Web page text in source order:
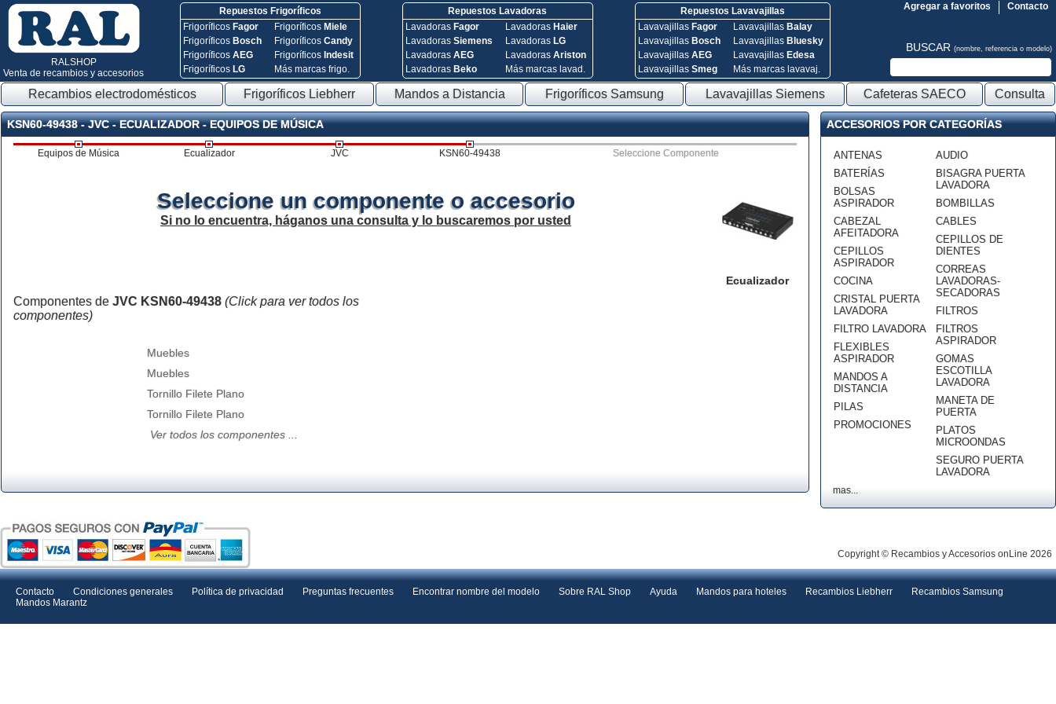
RALSHOP
Venta de recambios y accesorios
Repuestos Frigoríficos
Frigoríficos Fagor
Frigoríficos Bosch
FrigoríficosAEG
Frigoríficos LG
Frigoríficos Miele
FrigoríficosCandy
Frigoríficos Indesit
Más marcas frigo.
Repuestos Lavadoras
Lavadoras Fagor
Lavadoras Siemens
Lavadoras AEG
Lavadoras Beko
Lavadoras Haier
Lavadoras LG
Lavadoras Ariston
Más marcas lavad.
Repuestos Lavavajillas
Lavavajillas Fagor
Lavavajillas Bosch
Lavavajillas AEG
Lavavajillas Smeg
Lavavajillas Balay
Lavavajillas Bluesky
Lavavajillas Edesa
Más marcas lavavaj.
Contacto
Agregar a favoritos
BUSCAR (nombre, referencia o modelo)
Recambios electrodomésticos Frigoríficos Liebherr Mandos a Distancia Frigoríficos Samsung Lavavajillas Siemens Cafeteras SAECO Consulta
KSN60-49438 - JVC - ECUALIZADOR - EQUIPOS DE MÚSICA
Equipos de Música Ecualizador JVC KSN60-49438 Seleccione Componente
Ecualizador
Seleccione un componente o accesorio
Si no lo encuentra, háganos una consulta y lo buscaremos por usted
Componentes de JVC KSN60-49438 (Click para ver todos los
componentes)
Muebles
Muebles
Tornillo Filete Plano
Tornillo Filete Plano
Ver todos los componentes ...
ACCESORIOS POR CATEGORÍAS
ANTENAS
BATERÍAS
BOLSAS
ASPIRADOR
CABEZAL
AFEITADORA
CEPILLOS
ASPIRADOR
COCINA
CRISTAL PUERTA
LAVADORA
FILTRO LAVADORA
FLEXIBLES
ASPIRADOR
MANDOS A
DISTANCIA
PILAS
PROMOCIONES
AUDIO
BISAGRA PUERTA
LAVADORA
BOMBILLAS
CABLES
CEPILLOS DE
DIENTES
CORREAS
LAVADORAS-
SECADORAS
FILTROS
FILTROS
ASPIRADOR
GOMAS
ESCOTILLA
LAVADORA
MANETA DE
PUERTA
PLATOS
MICROONDAS
SEGURO PUERTA
LAVADORA
mas...
Copyright © Recambios y Accesorios onLine 2026
Contacto Condiciones generales Política de privacidad Preguntas frecuentes Encontrar nombre del modelo Sobre RAL Shop Ayuda Mandos para hoteles Recambios Liebherr
Recambios Samsung
Mandos Marantz